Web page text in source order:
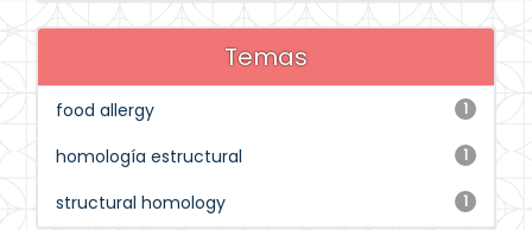
Temas
1
food allergy
1
homología estructural
1
structural homology